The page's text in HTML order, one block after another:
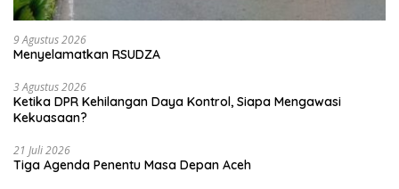
9 Agustus 2026
Menyelamatkan RSUDZA
3 Agustus 2026
Ketika DPR Kehilangan Daya Kontrol, Siapa Mengawasi
Kekuasaan?
21 Juli 2026
Tiga Agenda Penentu Masa Depan Aceh